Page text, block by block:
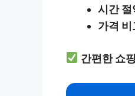
시간 절
가격 비
간편한 쇼